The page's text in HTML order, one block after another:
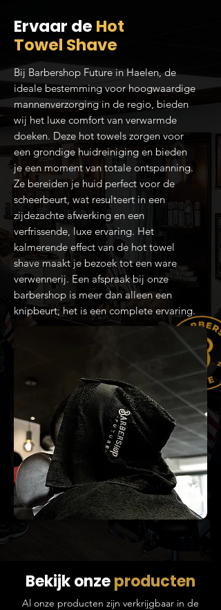
Ervaar de Hot
Towel Shave
Bij Barbershop Future in Haelen, de
ideale bestemming voor hoogwaardige
mannenverzorging in de regio, bieden
wij het luxe comfort van verwarmde
doeken. Deze hot towels zorgen voor
een grondige huidreiniging en bieden
je een moment van totale ontspanning.
Ze bereiden je huid perfect voor de
scheerbeurt, wat resulteert in een
zijdezachte afwerking en een
verfrissende, luxe ervaring. Het
kalmerende effect van de hot towel
shave maakt je bezoek tot een ware
verwennerij. Een afspraak bij onze
barbershop is meer dan alleen een
knipbeurt; het is een complete ervaring.
Bekijk onzeproducten
Al onze producten zijn verkrijgbaar in de